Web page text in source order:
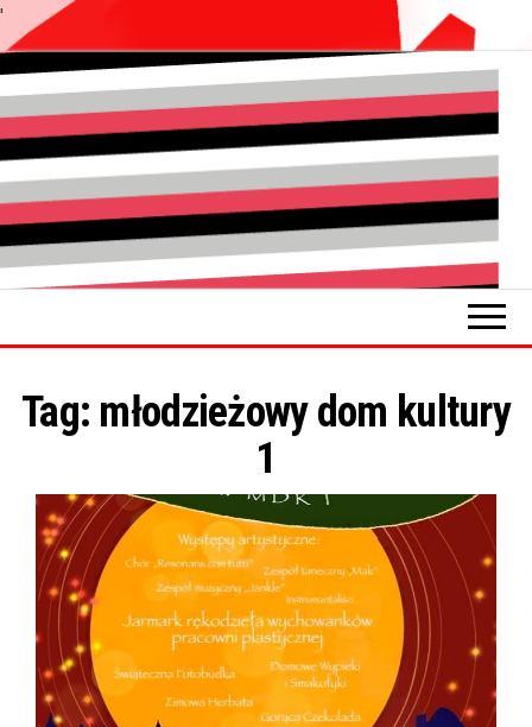
'
Przejdź
do
treści
Pokładykultury.eu
Tag: młodzieżowy dom kultury
1